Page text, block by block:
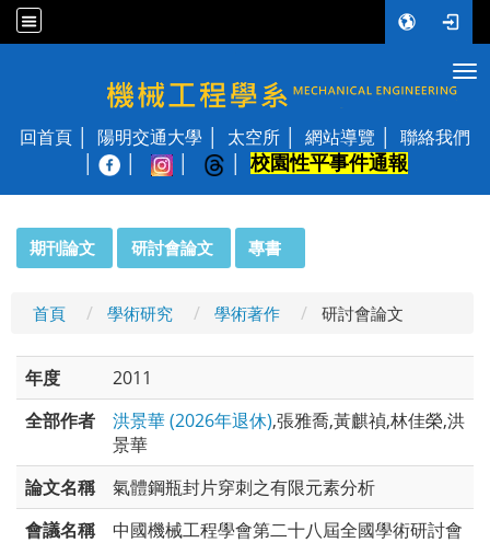
國立陽明交通大學 機械工程學系
回首頁 陽明交通大學 太空所 網站導覽
聯絡我們
校園性平事件通報
期刊論文 研討會論文 專書
首頁 學術研究 學術著作 研討會論文
年度
2011
全部作者
洪景華 (2026年退休),張雅喬,黃麒禎,林佳榮,洪
景華
論文名稱
氣體鋼瓶封片穿刺之有限元素分析
會議名稱
中國機械工程學會第二十八屆全國學術研討會